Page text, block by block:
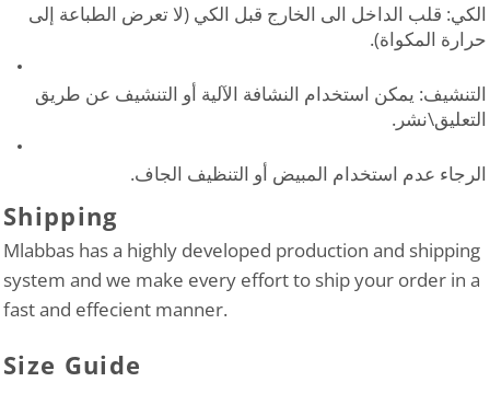
الكي: قلب الداخل الى الخارج قبل الكي (لا تعرض الطباعة إلى
حرارة المكواة).
التنشيف: يمكن استخدام النشافة الآلية أو التنشيف عن طريق
التعليق\نشر.
الرجاء عدم استخدام المبيض أو التنظيف الجاف.
Shipping
Mlabbas has a highly developed production and shipping
system and we make every effort to ship your order in a
fast and effecient manner.
Size Guide